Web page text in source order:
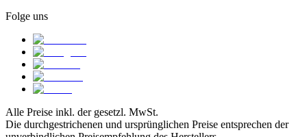
Folge uns
Alle Preise inkl. der gesetzl. MwSt.
Die durchgestrichenen und ursprünglichen Preise entsprechen der